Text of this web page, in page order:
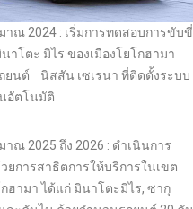
าณ 2024 : เริ่มการทดสอบการขับขี่
าโตะ มิไร ของเมืองโยโกฮามา
ยนต์ นิสสัน เซเรนา ที่ติดตั้งระบบ
อัตโนมัติ
าณ 2025 ถึง 2026 : ดำเนินการ
ยการสาธิตการให้บริการในเขต
กฮามา ได้แก่ มินาโตะมิไร, ซากุ